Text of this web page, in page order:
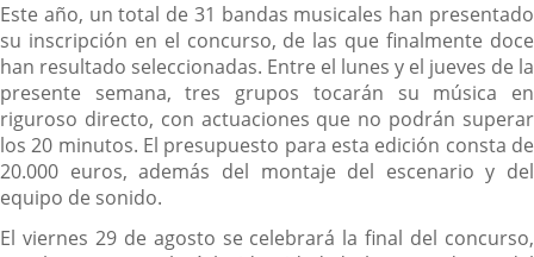
Este año, un total de 31 bandas musicales han presentado
su inscripción en el concurso, de las que finalmente doce
han resultado seleccionadas. Entre el lunes y el jueves de la
presente semana, tres grupos tocarán su música en
riguroso directo, con actuaciones que no podrán superar
los 20 minutos. El presupuesto para esta edición consta de
20.000 euros, además del montaje del escenario y del
equipo de sonido.
El viernes 29 de agosto se celebrará la final del concurso,